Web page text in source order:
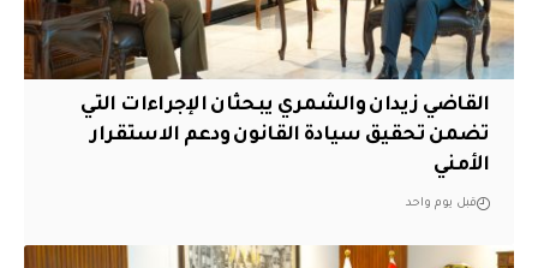
القاضي زيدان والشمري يبحثان الإجراءات التي
تضمن تحقيق سيادة القانون ودعم الاستقرار
الأمني
قبل يوم واحد